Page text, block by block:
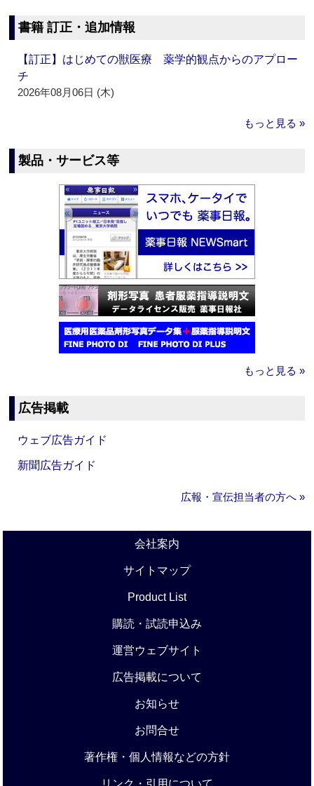
書籍 訂正・追加情報
【訂正】はじめての獣医療 薬学的観点からのアプロー
チ
2026年08月06日 (木)
もっと見る »
製品・サービス等
もっと見る »
広告掲載
ウェブ広告ガイド
新聞広告ガイド
広報・宣伝担当者の方へ »
会社案内
サイトマップ
Product List
購読・試読申込み
運営ウェブサイト
広告掲載について
お知らせ
お問合せ
著作権・個人情報などの方針